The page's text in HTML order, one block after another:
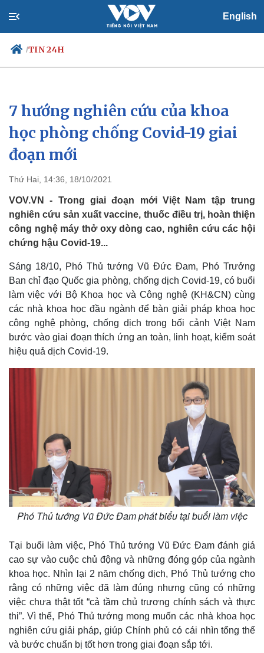
English
/TIN 24H
Chính trị
Tổ chức nhân sự
Quốc hội
Nhận diện sự thật
Xã hội
Tin 24h
Dự báo thời tiết
7 hướng nghiên cứu của khoa
học phòng chống Covid-19 giai
đoạn mới
Thứ Hai, 14:36, 18/10/2021
VOV.VN - Trong giai đoạn mới Việt Nam tập trung
nghiên cứu sản xuất vaccine, thuốc điều trị, hoàn thiện
công nghệ máy thở oxy dòng cao, nghiên cứu các hội
chứng hậu Covid-19...
Sáng 18/10, Phó Thủ tướng Vũ Đức Đam, Phó Trưởng
Ban chỉ đạo Quốc gia phòng, chống dịch Covid-19, có buổi
làm việc với Bộ Khoa học và Công nghệ (KH&CN) cùng
các nhà khoa học đầu ngành để bàn giải pháp khoa học
công nghệ phòng, chống dịch trong bối cảnh Việt Nam
bước vào giai đoạn thích ứng an toàn, linh hoạt, kiểm soát
hiệu quả dịch Covid-19.
Phó Thủ tướng Vũ Đức Đam phát biểu tại buổi làm việc
Tại buổi làm việc, Phó Thủ tướng Vũ Đức Đam đánh giá
cao sự vào cuộc chủ động và những đóng góp của ngành
khoa học. Nhìn lại 2 năm chống dịch, Phó Thủ tướng cho
rằng có những việc đã làm đúng nhưng cũng có những
việc chưa thật tốt “cả tầm chủ trương chính sách và thực
thi”. Vì thế, Phó Thủ tướng mong muốn các nhà khoa học
nghiên cứu giải pháp, giúp Chính phủ có cái nhìn tổng thể
và bước chuẩn bị tốt hơn trong giai đoạn sắp tới.